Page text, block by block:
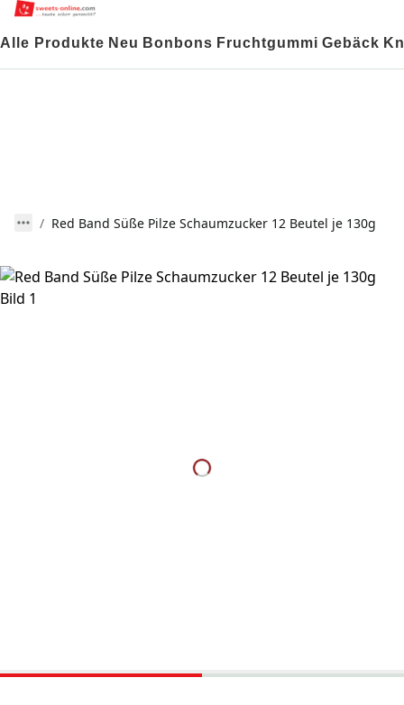
Alle Produkte Neu Bonbons Fruchtgummi Gebäck
Red Band Süße Pilze Schaumzucker 12 Beutel je 130g